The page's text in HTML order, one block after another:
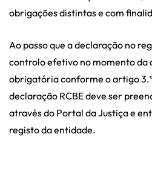
obrigações distintas e com
Ao passo que a declaração no
controlo efetivo no momento da
obrigatória conforme o artigo
declaração RCBE deve ser
através do Portal da Justiça e
registo da entidade.